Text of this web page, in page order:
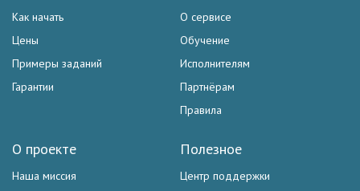
Как начать
Цены
Примеры заданий
Гарантии
О сервисе
Обучение
Исполнителям
Партнёрам
Правила
Полезное
Центр поддержки
О проекте
Наша миссия